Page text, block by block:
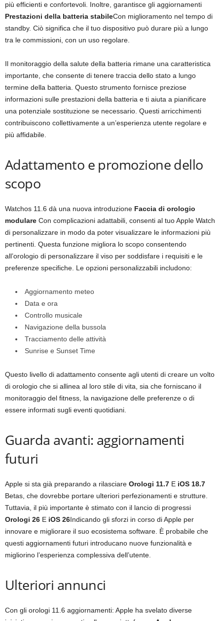
più efficienti e confortevoli. Inoltre, garantisce gli aggiornamenti
Prestazioni della batteria stabileCon miglioramento nel tempo di
standby. Ciò significa che il tuo dispositivo può durare più a lungo
tra le commissioni, con un uso regolare.
Il monitoraggio della salute della batteria rimane una caratteristica
importante, che consente di tenere traccia dello stato a lungo
termine della batteria. Questo strumento fornisce preziose
informazioni sulle prestazioni della batteria e ti aiuta a pianificare
una potenziale sostituzione se necessario. Questi arricchimenti
contribuiscono collettivamente a un’esperienza utente regolare e
più affidabile.
Adattamento e promozione dello
scopo
Watchos 11.6 dà una nuova introduzione Faccia di orologio
modulare Con complicazioni adattabili, consenti al tuo Apple Watch
di personalizzare in modo da poter visualizzare le informazioni più
pertinenti. Questa funzione migliora lo scopo consentendo
all’orologio di personalizzare il viso per soddisfare i requisiti e le
preferenze specifiche. Le opzioni personalizzabili includono:
Aggiornamento meteo
Data e ora
Controllo musicale
Navigazione della bussola
Tracciamento delle attività
Sunrise e Sunset Time
Questo livello di adattamento consente agli utenti di creare un volto
di orologio che si allinea al loro stile di vita, sia che forniscano il
monitoraggio del fitness, la navigazione delle preferenze o di
essere informati sugli eventi quotidiani.
Guarda avanti: aggiornamenti
futuri
Apple si sta già preparando a rilasciare Orologi 11.7 E iOS 18.7
Betas, che dovrebbe portare ulteriori perfezionamenti e strutture.
Tuttavia, il più importante è stimato con il lancio di progressi
Orologi 26 E iOS 26Indicando gli sforzi in corso di Apple per
innovare e migliorare il suo ecosistema software. È probabile che
questi aggiornamenti futuri introducano nuove funzionalità e
migliorino l’esperienza complessiva dell’utente.
Ulteriori annunci
Con gli orologi 11.6 aggiornamenti: Apple ha svelato diverse